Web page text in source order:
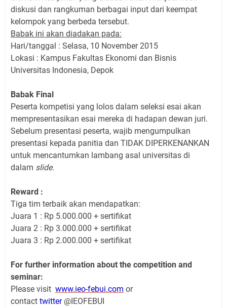
diskusi dan rangkuman berbagai input dari keempat
kelompok yang berbeda tersebut.
Babak ini akan diadakan pada:
Hari/tanggal : Selasa, 10 November 2015
Lokasi : Kampus Fakultas Ekonomi dan Bisnis
Universitas Indonesia, Depok
Babak Final
Peserta kompetisi yang lolos dalam seleksi esai akan
mempresentasikan esai mereka di hadapan dewan juri.
Sebelum presentasi peserta, wajib mengumpulkan
presentasi kepada panitia dan TIDAK DIPERKENANKAN
untuk mencantumkan lambang asal universitas di
dalam slide.
Reward :
Tiga tim terbaik akan mendapatkan:
Juara 1 : Rp 5.000.000 + sertifikat
Juara 2 : Rp 3.000.000 + sertifikat
Juara 3 : Rp 2.000.000 + sertifikat
For further information about the competition and
seminar:
Please visit www.ieo-febui.com or
contact twitter@IEOFEBUI